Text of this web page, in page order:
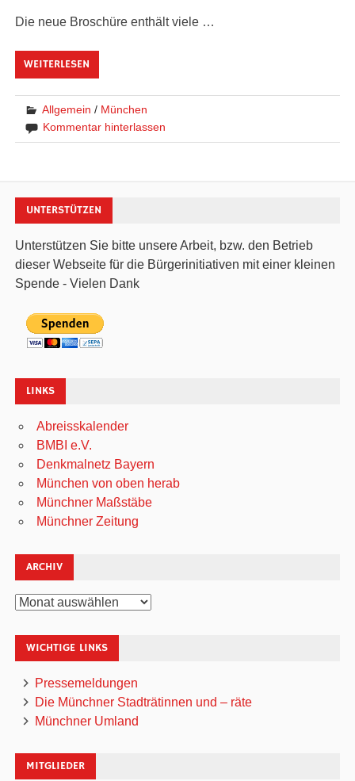
Die neue Broschüre enthält viele …
WEITERLESEN
Allgemein / München
Kommentar hinterlassen
UNTERSTÜTZEN
Unterstützen Sie bitte unsere Arbeit, bzw. den Betrieb
dieser Webseite für die Bürgerinitiativen mit einer kleinen
Spende - Vielen Dank
LINKS
Abreisskalender
BMBI e.V.
Denkmalnetz Bayern
München von oben herab
Münchner Maßstäbe
Münchner Zeitung
ARCHIV
Archiv
WICHTIGE LINKS
Pressemeldungen
Die Münchner Stadträtinnen und – räte
Münchner Umland
MITGLIEDER